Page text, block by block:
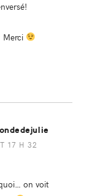
Merci
17 H 32
on voit